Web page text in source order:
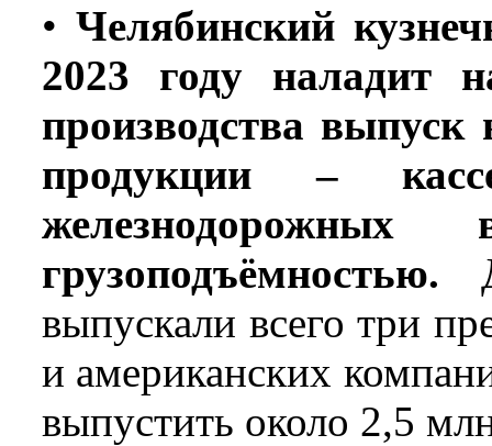
•Челябинский
2023 году наладит
производства
продукции –
грузоподъёмностью.
выпускали всего три
и американских
выпустить около 2,5